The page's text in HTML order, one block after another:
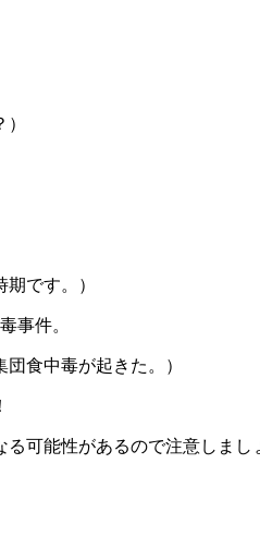
です。）
事件。
食中毒が起きた。）
可能性があるので注意しまし